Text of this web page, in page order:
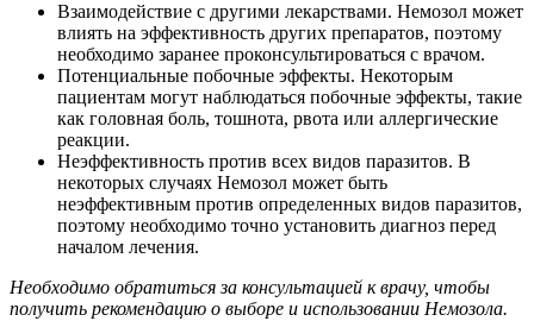
Взаимодействие с другими лекарствами. Немозол может
влиять на эффективность других препаратов, поэтому
необходимо заранее проконсультироваться с врачом.
Потенциальные побочные эффекты. Некоторым
пациентам могут наблюдаться побочные эффекты, такие
как головная боль, тошнота, рвота или аллергические
реакции.
Неэффективность против всех видов паразитов. В
некоторых случаях Немозол может быть
неэффективным против определенных видов паразитов,
поэтому необходимо точно установить диагноз перед
началом лечения.
Необходимо обратиться за консультацией к врачу, чтобы
получить рекомендацию о выборе и использовании Немозола.